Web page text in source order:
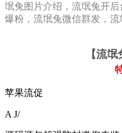
氓兔图片介绍，流氓兔开
爆粉，流氓兔微信群发，流
【流氓
苹果流促
A J/